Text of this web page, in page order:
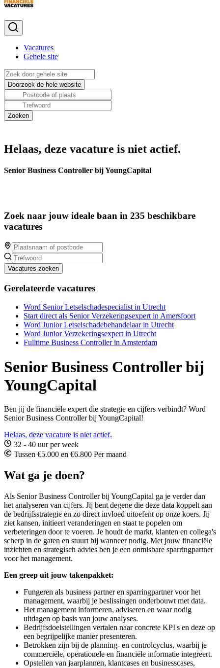
Vacatures
Gehele site
Helaas, deze vacature is niet actief.
Senior Business Controller bij YoungCapital
Zoek naar jouw ideale baan in 235 beschikbare
vacatures
Vacatures zoeken
Gerelateerde vacatures
Word Senior Letselschadespecialist in Utrecht
Start direct als Senior Verzekeringsexpert in Amersfoort
Word Junior Letselschadebehandelaar in Utrecht
Word Junior Verzekeringsexpert in Utrecht
Fulltime Business Controller in Amsterdam
Senior Business Controller bij
YoungCapital
Ben jij de financiële expert die strategie en cijfers verbindt? Word
Senior Business Controller bij YoungCapital!
Helaas, deze vacature is niet actief.
32 - 40 uur per week
Tussen €5.000 en €6.800 Per maand
Wat ga je doen?
Als Senior Business Controller bij YoungCapital ga je verder dan
het analyseren van cijfers. Jij bent degene die deze data koppelt aan
de bedrijfsstrategie en zo direct invloed uitoefent op onze koers. Jij
ziet kansen, initieert veranderingen en staat te popelen om
verbeteringen door te voeren. Je houdt de markt, klanten en collega's
scherp in de gaten en stuurt bij wanneer nodig. Met jouw financiële
inzichten en strategisch advies ben je een onmisbare sparringpartner
voor het management.
Een greep uit jouw takenpakket:
Fungeren als business partner en sparringpartner voor het
management, waarbij je beslissingen onderbouwt met data.
Het management informeren, adviseren en waar nodig
uitdagen op basis van jouw analyses.
Bedrijfsdoelstellingen vertalen naar concrete KPI's en deze op
een begrijpelijke manier presenteren.
Betrokken zijn bij de planning- en controlcyclus, waarbij je
commerciële, operationele en financiële informatie integreert.
Opstellen van jaarplannen, klantcases en businesscases,